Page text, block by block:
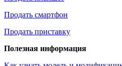
Продать смартфон
Продать приставку
Полезная информация